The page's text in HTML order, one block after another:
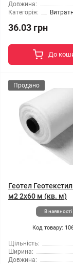
Довжина:
Категорія:
36.03 грн
До
Продано
Геотел
м2 2x60 м (кв. м)
В наявності
Код товару:
Щільність:
Ширина:
Довжина: